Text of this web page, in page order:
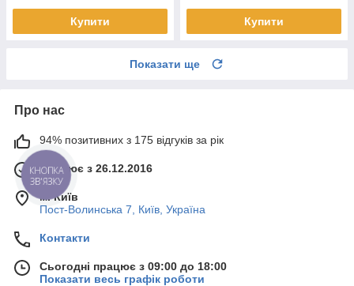
Купити Купити
Показати ще
Про нас
94% позитивних з 175 відгуків за рік
Працює з 26.12.2016
м. Київ
Пост-Волинська 7, Київ, Україна
Контакти
Сьогодні працює з 09:00 до 18:00
Показати весь графік роботи
КНОПКА
ЗВ'ЯЗКУ